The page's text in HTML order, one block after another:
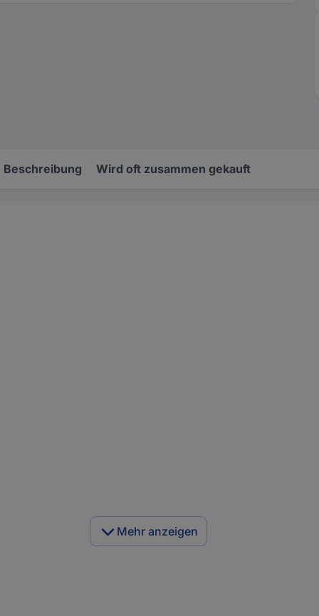
Beschreibung Wird oft zusammen gekauft
Mehr anzeigen